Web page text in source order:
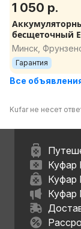
1 050 р.
бесщеточный
НАБОР 5в1
ProfiSet-5F18
4Ач, З/У, кейс)
Минск,
Гарантия
Все
Kufar не несет
Куфар
Куфар
Куфар